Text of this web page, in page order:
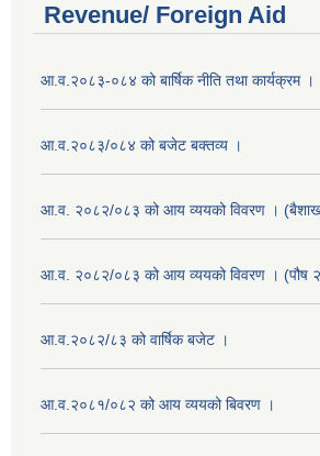
Revenue/ Foreign Aid
आ.व.२०८३-०८४ को बार्षिक नीति तथा कार्यक्रम ।
आ.व.२०८३/०८४ को बजेट बक्तव्य ।
आ.व. २०८२/०८३ को आय व्ययको विवरण ।
आ.व. २०८२/०८३ को आय व्ययको विवरण । (पौष
आ.व.२०८२/८३ को वार्षिक बजेट ।
आ.व.२०८१/०८२ को आय व्ययको बिवरण ।